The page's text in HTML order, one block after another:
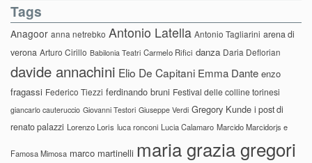
Tags
Anagoor anna netrebko Antonio Latella Antonio Tagliarini arena di
verona Arturo Cirillo Babilonia Teatri Carmelo Rifici danza Daria Deflorian
davide annachini Elio De Capitani Emma Dante enzo
fragassi Federico Tiezzi ferdinando bruni Festival delle colline torinesi
giancarlo cauteruccio Giovanni Testori Giuseppe Verdi Gregory Kunde i post di
renato palazzi Lorenzo Loris luca ronconi Lucia Calamaro Marcido Marcidorjs e
Famosa Mimosa marco martinelli maria grazia gregori